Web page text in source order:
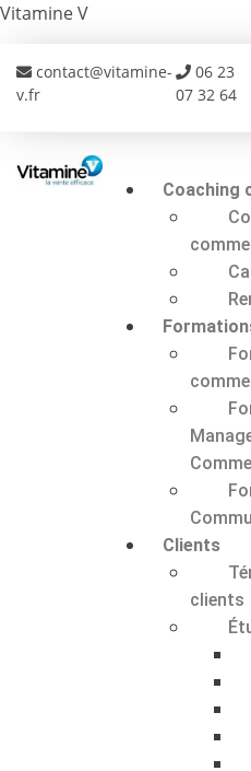
Vitamine V
contact@vitamine-
v.fr
06 23
07 32 64
Coaching
Clients
clients